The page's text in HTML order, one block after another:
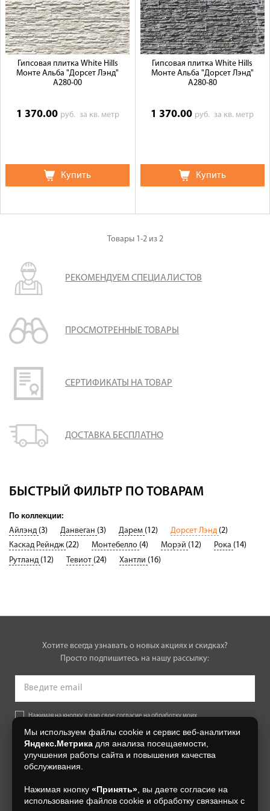
Галерея объектов
Контакты
Гипсовая плитка White Hills
Монте Альба "Дорсет Лэнд"
A280-00
1 370.00 руб. за кв. метр
Купить
Гипсовая плитка White Hills
Монте Альба "Дорсет Лэнд"
A280-80
1 370.00 руб.за кв. метр
Купить
Товары 1-2из 2
РЕКОМЕНДУЕМ СПЕЦИАЛИСТОВ
ПРОСМОТРЕННЫЕ ТОВАРЫ
СЕРТИФИКАТЫ НА ТОВАР
ДОСТАВКА БЕСПЛАТНО
БЫСТРЫЙ ФИЛЬТР ПО ТОВАРАМ
По коллекции:
Айлэнд (3) Данвеган (3) Дарем (12) Дорсет Лэнд (2)
Каскад Рейндж (22) Монтебелло (4) Морэй (12) Рока (14)
Рутланд (12) Тевиот (24) Хантли (16)
Хотите всегда узнавать о новых акциях и скидках?
Просто подпишитесь на нашу рассылку:
Нажимая на кнопку, я даю свое согласие на обработку моих
Согласии на обработку персональных данных.
+7 (4812) 548-777
Мы используем файлы cookie и сервис веб-аналитики
Яндекс.Метрика для анализа посещаемости,
улучшения работы сайта и повышения качества
обслуживания.
Нажимая кнопку «Принять» , вы даете согласие на
использование файлов cookie и обработку связанных с